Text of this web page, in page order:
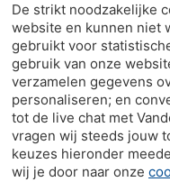
De strikt noodzakelijke
website en kunnen niet
gebruikt voor
gebruik van onze
verzamelen gegevens
personaliseren; en
tot de live chat met
vragen wij steeds jouw
keuzes hieronder
wij je door naar onze